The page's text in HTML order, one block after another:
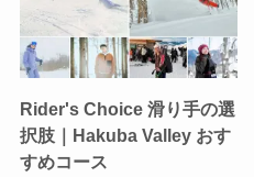
Rider's Choice 滑り手の選
択肢｜Hakuba Valley おす
すめコース